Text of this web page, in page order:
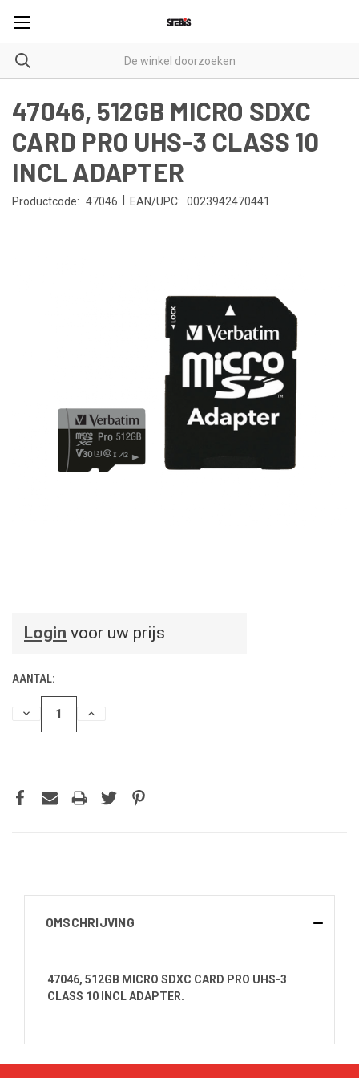
47046, 512GB MICRO SDXC
CARD PRO UHS-3 CLASS 10
INCL ADAPTER
Productcode: 47046 EAN/UPC: 0023942470441
Login voor uw prijs
AANTAL:
HOEVEELHEIDHOEVEELHEID
OMSCHRIJVING
47046, 512GB MICRO SDXC CARD PRO UHS-3
CLASS 10 INCL ADAPTER.